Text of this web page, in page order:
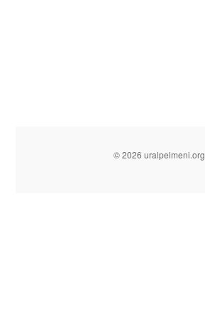
© 2026 uralpelmeni.org